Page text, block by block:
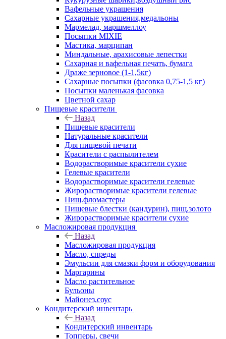
Вафельные украшения
Сахарные украшения,медальоны
Мармелад, маршмеллоу
Посыпки MIXIE
Мастика, марципан
Миндальные, арахисовые лепестки
Сахарная и вафельная печать, бумага
Драже зерновое (1-1,5кг)
Сахарные посыпки (фасовка 0,75-1,5 кг)
Посыпки маленькая фасовка
Цветной сахар
Пищевые красители
Назад
Пищевые красители
Натуральные красители
Для пищевой печати
Красители с распылителем
Водорастворимые красители сухие
Гелевые красители
Водорастворимые красители гелевые
Жирорастворимые красители гелевые
Пищ.фломастеры
Пищевые блестки (кандурин), пищ.золото
Жирорастворимые красители сухие
Масложировая продукция
Назад
Масложировая продукция
Масло, спреды
Эмульсии для смазки форм и оборудования
Маргарины
Масло растительное
Бульоны
Майонез,соус
Кондитерский инвентарь
Назад
Кондитерский инвентарь
Топперы, свечи